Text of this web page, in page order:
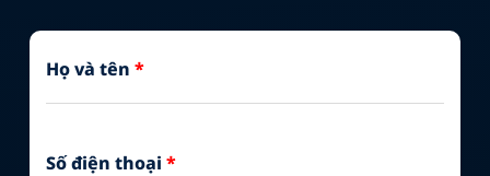
Họ và tên *
Số điện thoại *